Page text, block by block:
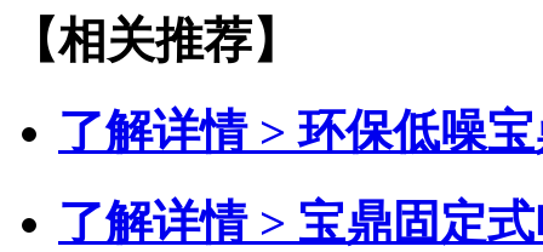
【相关推荐】
了解详情 >环保低噪
了解详情 > 宝鼎固定